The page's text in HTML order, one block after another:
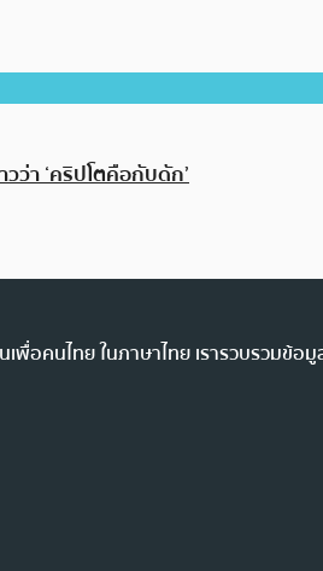
ว่า ‘คริปโตคือกับดัก’
อคนไทย ในภาษาไทย เรารวบรวมข้